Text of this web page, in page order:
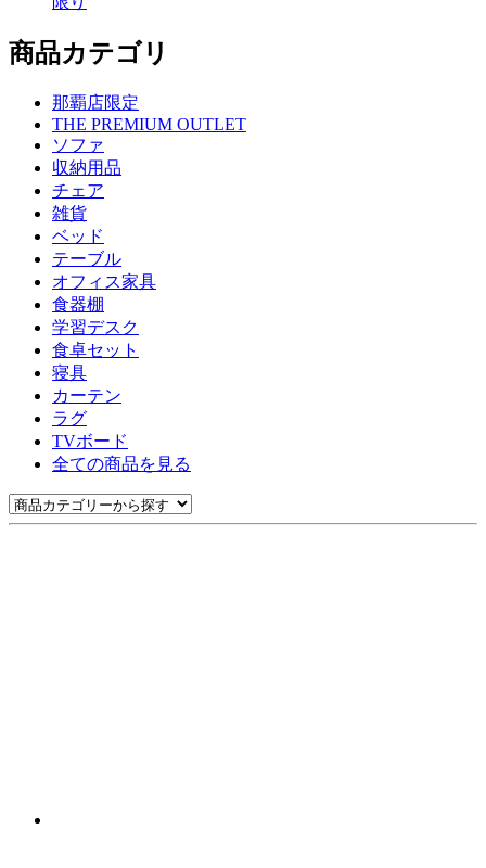
商品カテゴリ
那覇店限定
THE PREMIUM OUTLET
ソファ
収納用品
チェア
雑貨
ベッド
テーブル
オフィス家具
食器棚
学習デスク
食卓セット
寝具
カーテン
ラグ
TVボード
全ての商品を見る